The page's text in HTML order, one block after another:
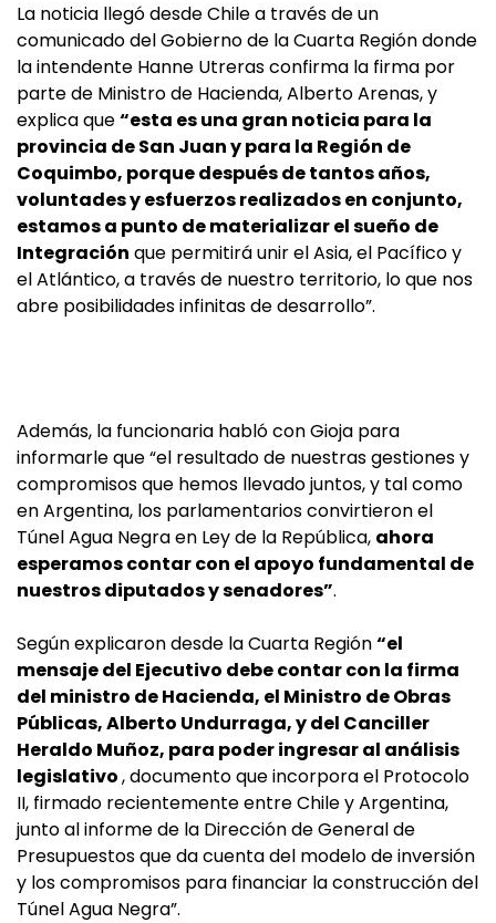
La noticia llegó desde Chile a través de un
comunicado del Gobierno de la Cuarta Región donde
la intendente Hanne Utreras confirma la firma por
parte de Ministro de Hacienda, Alberto Arenas, y
explica que“esta es una gran noticia para la
provincia de San Juan y para la Región de
Coquimbo, porque después de tantos años,
voluntades y esfuerzos realizados en conjunto,
estamos a punto de materializar el sueño de
Integración que permitirá unir el Asia, el Pacífico y
el Atlántico, a través de nuestro territorio, lo que nos
abre posibilidades infinitas de desarrollo”.
Además, la funcionaria habló con Gioja para
informarle que “el resultado de nuestras gestiones y
compromisos que hemos llevado juntos, y tal como
en Argentina, los parlamentarios convirtieron el
Túnel Agua Negra en Ley de la República, ahora
esperamos contar con el apoyo fundamental de
nuestros diputados y senadores”.
Según explicaron desde la Cuarta Región“el
mensaje del Ejecutivo debe contar con la firma
del ministro de Hacienda, el Ministro de Obras
Públicas, Alberto Undurraga, y del Canciller
Heraldo Muñoz, para poder ingresar al análisis
legislativo, documento que incorpora el Protocolo
II, firmado recientemente entre Chile y Argentina,
junto al informe de la Dirección de General de
Presupuestos que da cuenta del modelo de inversión
y los compromisos para financiar la construcción del
Túnel Agua Negra”.